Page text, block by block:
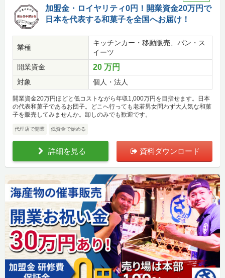
加盟金・ロイヤリティ0円！開業資金20万円で
日本を代表する和菓子を全国へお届け！
業種
キッチンカー・移動販売、パン・ス
イーツ
開業資金
20 万円
対象 個人・法人
開業資金20万円ほどと低コストながら年収1,000万円を目指せます。日本
の代表和菓子であるお団子。どこへ行っても老若男女問わず大人気な和菓
子を販売してみませんか。卸しのみでも歓迎です。
代理店で開業 低資金で始める
詳細を見る 資料ダウンロード